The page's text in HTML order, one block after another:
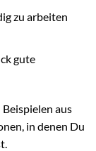
zu arbeiten
gute
aus
in denen Du